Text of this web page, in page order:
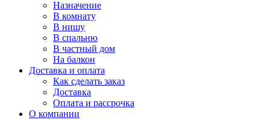
Назначение
В комнату
В нишу
В спальню
В частный дом
На балкон
Доставка и оплата
Как сделать заказ
Доставка
Оплата и рассрочка
О компании